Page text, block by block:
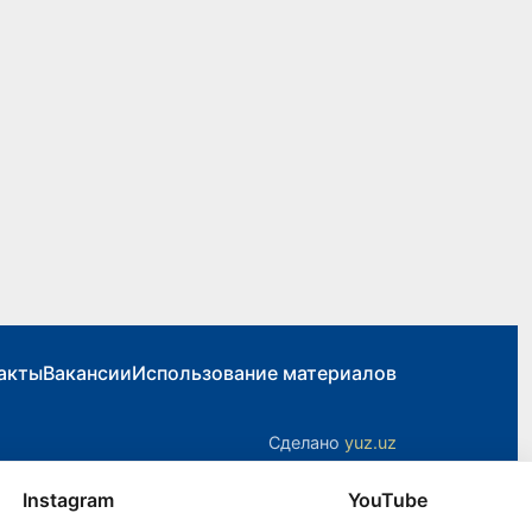
ВакансииИспользование материалов
Сделано yuz.uz
Instagram YouTube